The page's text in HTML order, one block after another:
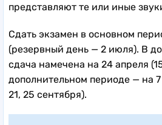
представляют те или иные
Сдать экзамен в основном
(резервный день — 2 июля). В
сдача намечена на 24 апреля
дополнительном периоде — на
21, 25 сентября).